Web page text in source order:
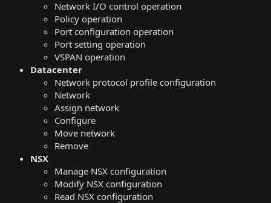
Network I/O control operation
Policy operation
Port configuration operation
Port setting operation
VSPAN operation
Datacenter
Network protocol profile configuration
Network
Assign network
Configure
Move network
Remove
NSX
Manage NSX configuration
Modify NSX configuration
Read NSX configuration